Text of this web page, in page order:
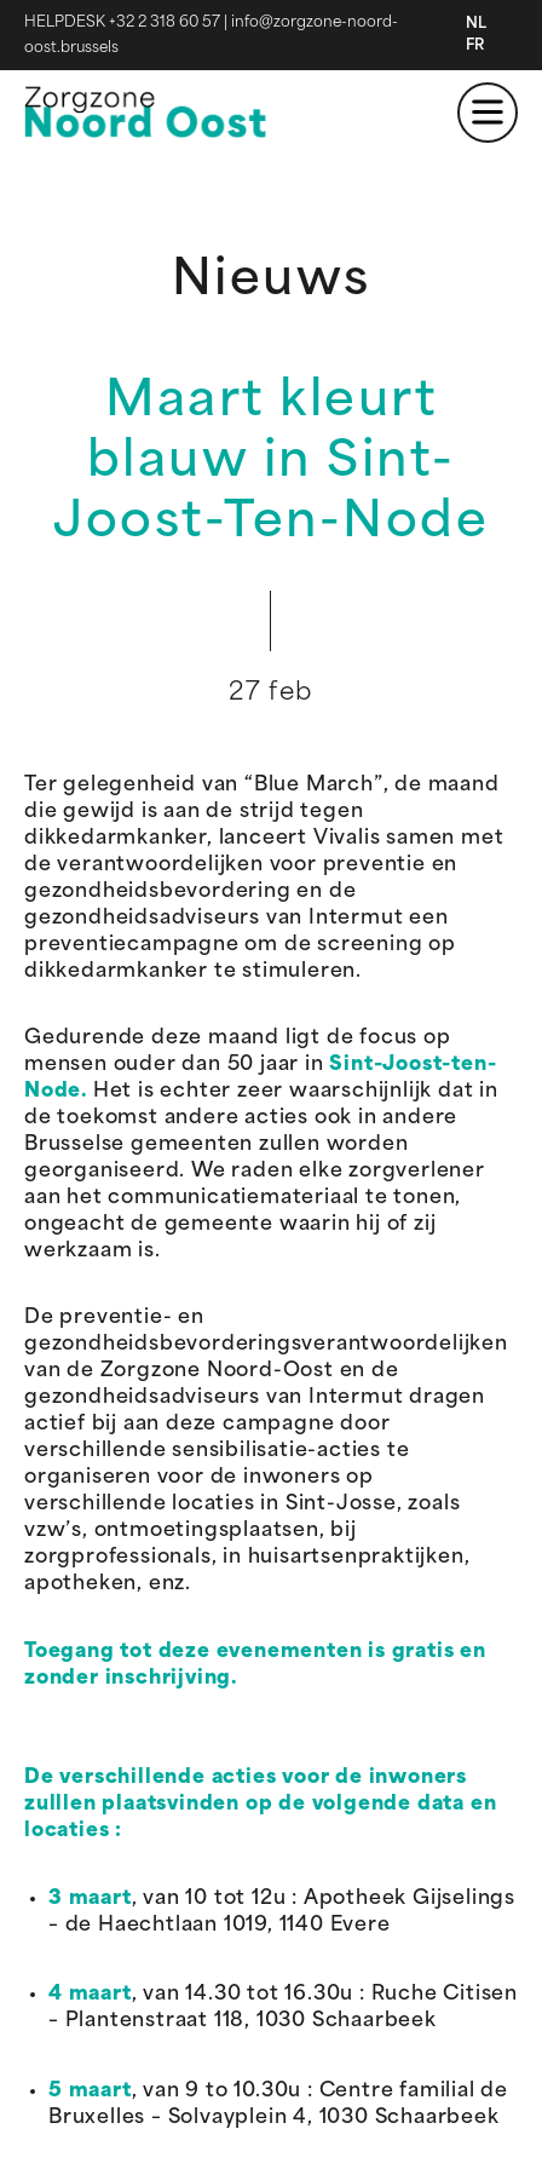
HELPDESK +32 2 318 60 57
info@zorgzone-noord-
oost.brussels
NL
FR
Nieuws
Maart kleurt
blauw in Sint-
Joost-Ten-Node
27 feb
Ter gelegenheid van “Blue March”, de maand
die gewijd is aan de strijd tegen
dikkedarmkanker, lanceert Vivalis samen met
de verantwoordelijken voor preventie en
gezondheidsbevordering en de
gezondheidsadviseurs van Intermut een
preventiecampagne om de screening op
dikkedarmkanker te stimuleren.
Gedurende deze maand ligt de focus op
mensen ouder dan 50 jaar inSint-Joost-ten-
Node. Het is echter zeer waarschijnlijk dat in
de toekomst andere acties ook in andere
Brusselse gemeenten zullen worden
georganiseerd. We raden elke zorgverlener
aan het communicatiemateriaal te tonen,
ongeacht de gemeente waarin hij of zij
werkzaam is.
De preventie- en
gezondheidsbevorderingsverantwoordelijken
van de Zorgzone Noord-Oost en de
gezondheidsadviseurs van Intermut dragen
actief bij aan deze campagne door
verschillende sensibilisatie-acties te
organiseren voor de inwoners op
verschillende locaties in Sint-Josse, zoals
vzw’s, ontmoetingsplaatsen, bij
zorgprofessionals, in huisartsenpraktijken,
apotheken, enz.
Toegang tot deze evenementen is gratis en
zonder inschrijving.
De verschillende acties voor de inwoners
zulllen plaatsvinden op de volgende data en
locaties :
3 maart, van 10 tot 12u : Apotheek Gijselings
– de Haechtlaan 1019, 1140 Evere
4 maart, van 14.30 tot 16.30u : Ruche Citisen
– Plantenstraat 118, 1030 Schaarbeek
5 maart, van 9 to 10.30u : Centre familial de
Bruxelles – Solvayplein 4, 1030 Schaarbeek